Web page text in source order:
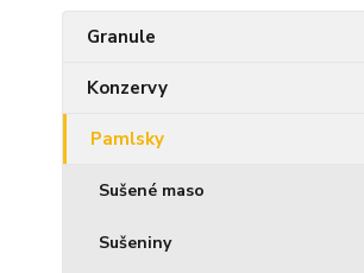
Granule
Konzervy
Pamlsky
Sušené maso
Sušeniny